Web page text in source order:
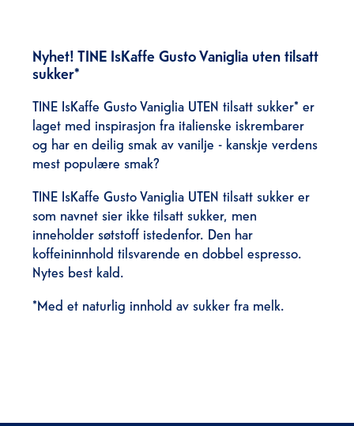
Nyhet! TINE IsKaffe Gusto Vaniglia uten tilsatt
sukker*
TINE IsKaffe Gusto Vaniglia UTEN tilsatt sukker* er
laget med inspirasjon fra italienske iskrembarer
og har en deilig smak av vanilje - kanskje verdens
mest populære smak?
TINE IsKaffe Gusto Vaniglia UTEN tilsatt sukker er
som navnet sier ikke tilsatt sukker, men
inneholder søtstoff istedenfor. Den har
koffeininnhold tilsvarende en dobbel espresso.
Nytes best kald.
*Med et naturlig innhold av sukker fra melk.